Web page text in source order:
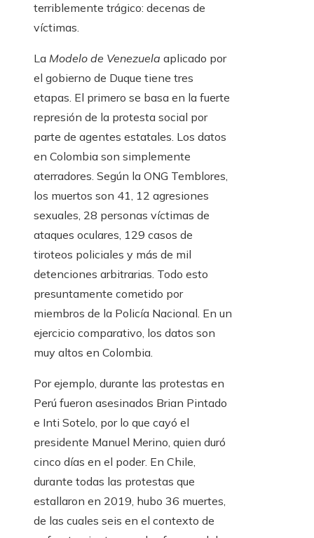
terriblemente trágico: decenas de
víctimas.
La Modelo de Venezuela aplicado por
el gobierno de Duque tiene tres
etapas. El primero se basa en la fuerte
represión de la protesta social por
parte de agentes estatales. Los datos
en Colombia son simplemente
aterradores. Según la ONG Temblores,
los muertos son 41, 12 agresiones
sexuales, 28 personas víctimas de
ataques oculares, 129 casos de
tiroteos policiales y más de mil
detenciones arbitrarias. Todo esto
presuntamente cometido por
miembros de la Policía Nacional. En un
ejercicio comparativo, los datos son
muy altos en Colombia.
Por ejemplo, durante las protestas en
Perú fueron asesinados Brian Pintado
e Inti Sotelo, por lo que cayó el
presidente Manuel Merino, quien duró
cinco días en el poder. En Chile,
durante todas las protestas que
estallaron en 2019, hubo 36 muertes,
de las cuales seis en el contexto de